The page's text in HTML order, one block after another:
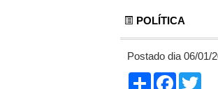
POLÍTICA
Postado dia 06/01/
Compartilhar
Facebook